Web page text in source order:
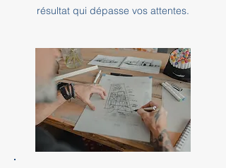
résultat qui dépasse vos attentes.